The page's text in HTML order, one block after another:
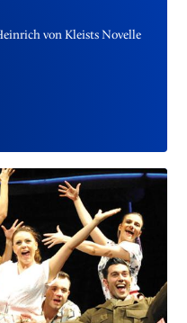
von Kleists Novelle